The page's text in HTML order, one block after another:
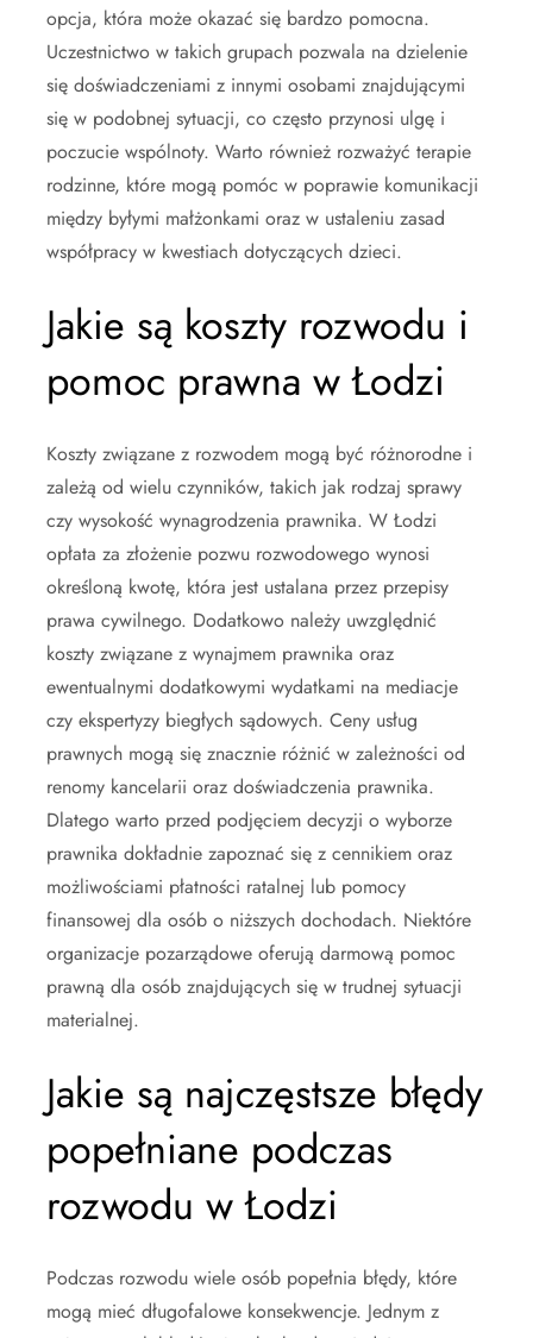
opcja, która może okazać się bardzo pomocna.
Uczestnictwo w takich grupach pozwala na dzielenie
się doświadczeniami z innymi osobami znajdującymi
się w podobnej sytuacji, co często przynosi ulgę i
poczucie wspólnoty. Warto również rozważyć terapie
rodzinne, które mogą pomóc w poprawie komunikacji
między byłymi małżonkami oraz w ustaleniu zasad
współpracy w kwestiach dotyczących dzieci.
Jakie są koszty rozwodu i
pomoc prawna w Łodzi
Koszty związane z rozwodem mogą być różnorodne i
zależą od wielu czynników, takich jak rodzaj sprawy
czy wysokość wynagrodzenia prawnika. W Łodzi
opłata za złożenie pozwu rozwodowego wynosi
określoną kwotę, która jest ustalana przez przepisy
prawa cywilnego. Dodatkowo należy uwzględnić
koszty związane z wynajmem prawnika oraz
ewentualnymi dodatkowymi wydatkami na mediacje
czy ekspertyzy biegłych sądowych. Ceny usług
prawnych mogą się znacznie różnić w zależności od
renomy kancelarii oraz doświadczenia prawnika.
Dlatego warto przed podjęciem decyzji o wyborze
prawnika dokładnie zapoznać się z cennikiem oraz
możliwościami płatności ratalnej lub pomocy
finansowej dla osób o niższych dochodach. Niektóre
organizacje pozarządowe oferują darmową pomoc
prawną dla osób znajdujących się w trudnej sytuacji
materialnej.
Jakie są najczęstsze błędy
popełniane podczas
rozwodu w Łodzi
Podczas rozwodu wiele osób popełnia błędy, które
mogą mieć długofalowe konsekwencje. Jednym z